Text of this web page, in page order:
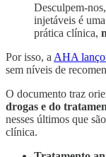
Desculpem-
injetáveis é
prática clínica,
Por isso, a AHA
sem níveis de
O documento traz
drogas e do
nesses últimos que
clínica.